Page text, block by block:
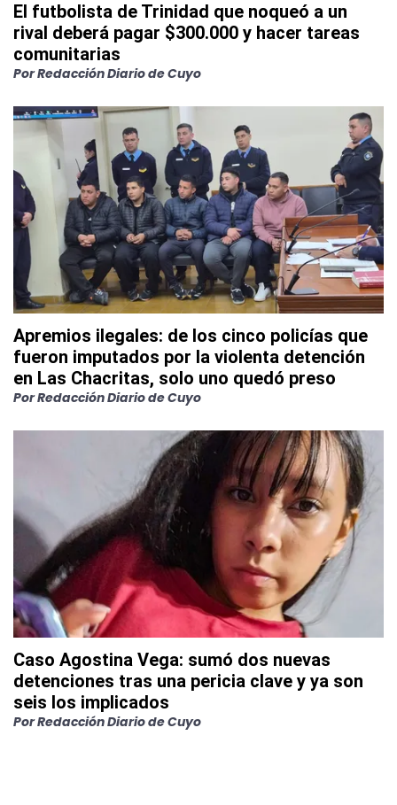
El futbolista de Trinidad que noqueó a un
rival deberá pagar $300.000 y hacer tareas
comunitarias
PorRedacción Diario de Cuyo
Apremios ilegales: de los cinco policías que
fueron imputados por la violenta detención
en Las Chacritas, solo uno quedó preso
PorRedacción Diario de Cuyo
Caso Agostina Vega: sumó dos nuevas
detenciones tras una pericia clave y ya son
seis los implicados
PorRedacción Diario de Cuyo